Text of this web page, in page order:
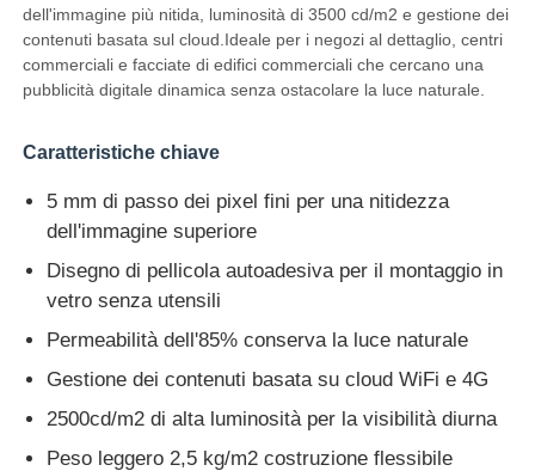
Fatory Tour
Notizie
Tutti i casi
Chiedi un preventivo
dell'immagine più nitida, luminosità di 3500 cd/m2 e gestione dei
contenuti basata sul cloud.Ideale per i negozi al dettaglio, centri
commerciali e facciate di edifici commerciali che cercano una
pubblicità digitale dinamica senza ostacolare la luce naturale.
Caratteristiche chiave
5 mm di passo dei pixel fini per una nitidezza
dell'immagine superiore
Disegno di pellicola autoadesiva per il montaggio in
vetro senza utensili
Permeabilità dell'85% conserva la luce naturale
Gestione dei contenuti basata su cloud WiFi e 4G
2500cd/m2 di alta luminosità per la visibilità diurna
Peso leggero 2,5 kg/m2 costruzione flessibile